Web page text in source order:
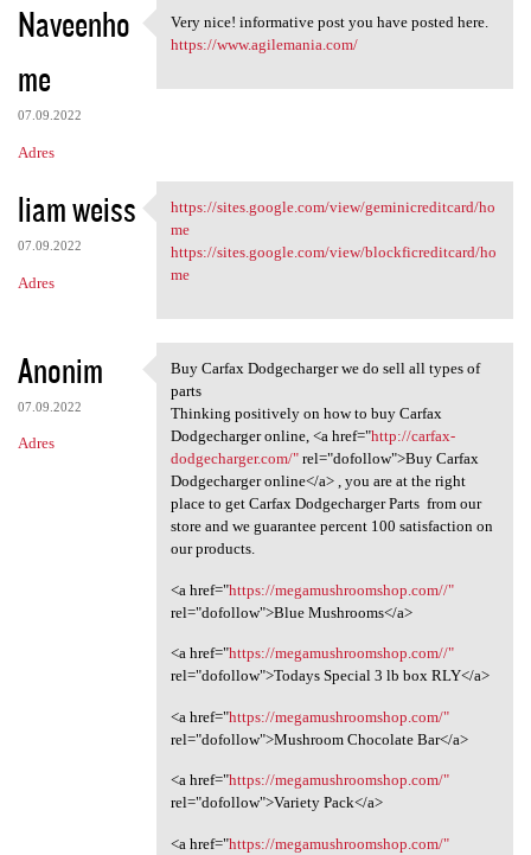
Naveenho
me
07.09.2022
Adres
Very nice! informative post
Very nice! informative post you have posted here.
https://www.agilemania.com/
liam weiss
07.09.2022
Adres
https://sites.google.com/view
https://sites.google.com/view/geminicreditcard/ho
me
https://sites.google.com/view/blockficreditcard/ho
me
Anonim
07.09.2022
Adres
Buy Carfax Dodgecharger we
Buy Carfax Dodgecharger we do sell all types of
parts
Thinking positively on how to buy Carfax
Dodgecharger online, <a href="http://carfax-
dodgecharger.com/"rel="dofollow">Buy Carfax
Dodgecharger online</a> , you are at the right
place to get Carfax Dodgecharger Parts from our
store and we guarantee percent 100 satisfaction on
our products.
<a href="https://megamushroomshop.com//"
rel="dofollow">Blue Mushrooms</a>
<a href="https://megamushroomshop.com//"
rel="dofollow">Todays Special 3 lb box RLY</a>
<a href="https://megamushroomshop.com/"
rel="dofollow">Mushroom Chocolate Bar</a>
<a href="https://megamushroomshop.com/"
rel="dofollow">Variety Pack</a>
<a href="https://megamushroomshop.com/"